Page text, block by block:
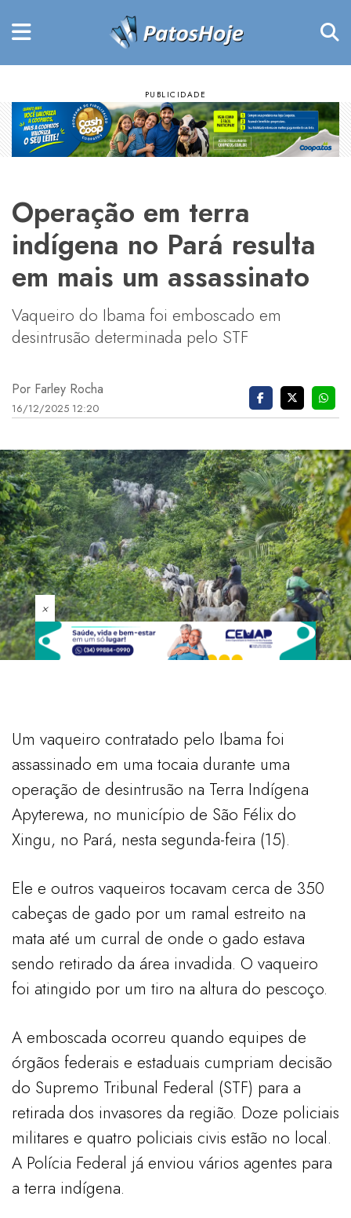
Operação em terra
indígena no Pará resulta
em mais um assassinato
Vaqueiro do Ibama foi emboscado em
desintrusão determinada pelo STF
Por Farley Rocha
16/12/2025 12:20
×
Um vaqueiro contratado pelo Ibama foi
assassinado em uma tocaia durante uma
operação de desintrusão na Terra Indígena
Apyterewa, no município de São Félix do
Xingu, no Pará, nesta segunda-feira (15).
Ele e outros vaqueiros tocavam cerca de 350
cabeças de gado por um ramal estreito na
mata até um curral de onde o gado estava
sendo retirado da área invadida. O vaqueiro
foi atingido por um tiro na altura do pescoço.
A emboscada ocorreu quando equipes de
órgãos federais e estaduais cumpriam decisão
do Supremo Tribunal Federal (STF) para a
retirada dos invasores da região. Doze policiais
militares e quatro policiais civis estão no local.
A Polícia Federal já enviou vários agentes para
a terra indígena.